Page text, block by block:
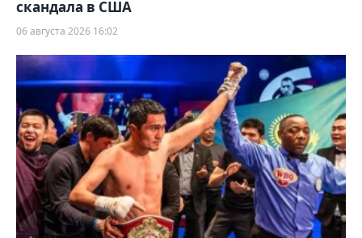
скандала в США
06 августа 2026 16:02